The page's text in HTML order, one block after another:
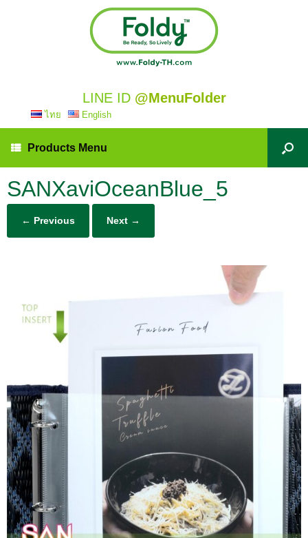
LINE ID @MenuFolder
ไทย English
Products Menu
SANXaviOceanBlue_5
← Previous Next →